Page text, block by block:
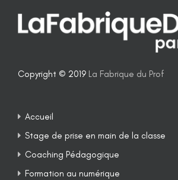
Copyright © 2019 La Fabrique du Prof
Accueil
Stage de prise en main de la classe
Coaching Pédagogique
Formation au numérique